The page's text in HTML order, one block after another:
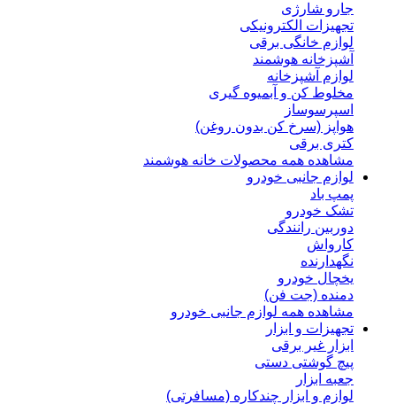
جارو شارژی
تجهیزات الکترونیکی
لوازم خانگی برقی
آشپزخانه هوشمند
لوازم آشپزخانه
مخلوط کن و آبمیوه گیری
اسپرسوساز
هواپز (سرخ کن بدون روغن)
کتری برقی
مشاهده همه محصولات خانه هوشمند
لوازم جانبی خودرو
پمپ باد
تشک خودرو
دوربین رانندگی
کارواش
نگهدارنده
یخچال خودرو
دمنده (جت فن)
مشاهده همه لوازم جانبی خودرو
تجهیزات و ابزار
ابزار غیر برقی
پیچ گوشتی دستی
جعبه ابزار
لوازم و ابزار چندکاره (مسافرتی)